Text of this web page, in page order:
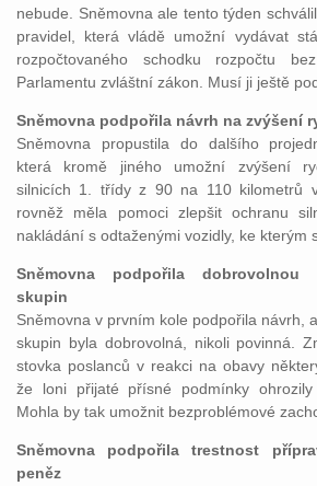
nebude. Sněmovna ale tento týden
pravidel, která vládě umožní vydávat
rozpočtovaného schodku rozpočtu
Parlamentu zvláštní zákon. Musí ji ještě
Sněmovna podpořila návrh na zvýšení
Sněmovna propustila do dalšího
která kromě jiného umožní zvýšení
silnicích 1. třídy z 90 na 110 kilometrů
rovněž měla pomoci zlepšit ochranu
nakládání s odtaženými vozidly, ke kterým
Sněmovna podpořila dobrovolnou
skupin
Sněmovna v prvním kole podpořila návrh,
skupin byla dobrovolná, nikoli povinná.
stovka poslanců v reakci na obavy
že loni přijaté přísné podmínky ohrozily
Mohla by tak umožnit bezproblémové
Sněmovna podpořila trestnost
peněz